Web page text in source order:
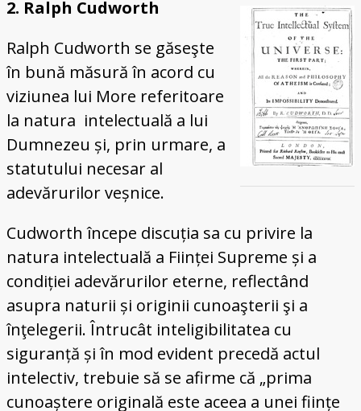
2. Ralph Cudworth
Ralph Cudworth se găseşte
în bună măsură în acord cu
viziunea lui More referitoare
la natura intelectuală a lui
Dumnezeu și, prin urmare, a
statutului necesar al
adevărurilor veșnice.
Cudworth începe discuția sa cu privire la
natura intelectuală a Ființei Supreme și a
condiției adevărurilor eterne, reflectând
asupra naturii și originii cunoaşterii şi a
înţelegerii. Întrucât inteligibilitatea cu
siguranță și în mod evident precedă actul
intelectiv, trebuie să se afirme că „prima
cunoaștere originală este aceea a unei ființe